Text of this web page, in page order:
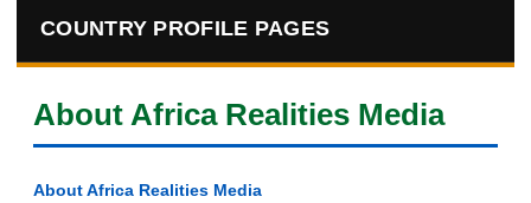
COUNTRY PROFILE PAGES
About Africa Realities Media
About Africa Realities Media